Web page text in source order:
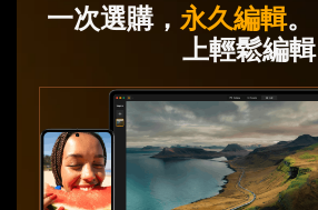
一次選購， 永久編輯。
上輕鬆編輯